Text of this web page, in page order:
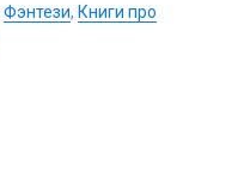
Фэнтези, Книги про